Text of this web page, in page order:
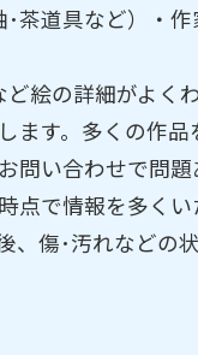
茶道具など）・
ど絵の詳細がよく
ます。多くの作
問い合わせで問題
点で情報を多く
、傷･汚れなどの